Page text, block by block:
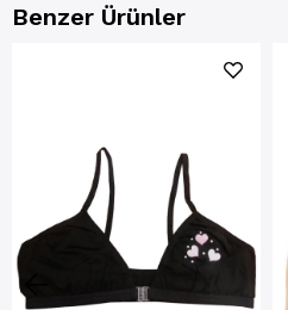
Benzer Ürünler